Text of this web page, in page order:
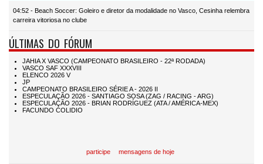
04:52 - Beach Soccer: Goleiro e diretor da modalidade no Vasco, Cesinha relembra
carreira vitoriosa no clube
ÚLTIMAS DO FÓRUM
participe mensagens de hoje